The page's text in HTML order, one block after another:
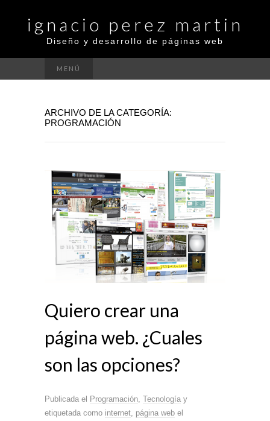
ignacio perez martin
Diseño y desarrollo de páginas web
MENÚ
ARCHIVO DE LA CATEGORÍA:
PROGRAMACIÓN
Quiero crear una
página web. ¿Cuales
son las opciones?
Publicada el Programación Tecnología y
etiquetada como internet página web el